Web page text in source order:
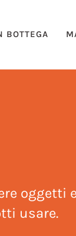
BOTTEGA
oggetti
usare.